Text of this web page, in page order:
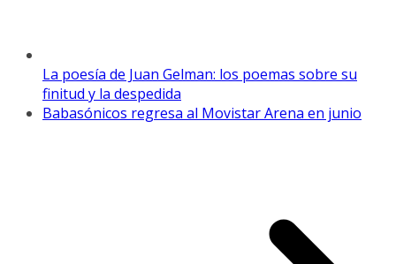
La poesía de Juan Gelman: los poemas sobre su
finitud y la despedida
Babasónicos regresa al Movistar Arena en junio